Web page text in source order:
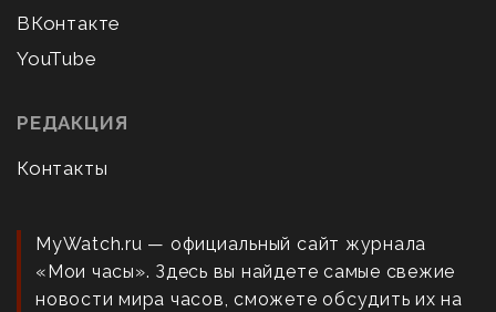
ВКонтакте
YouTube
РЕДАКЦИЯ
Контакты
MyWatch.ru — официальный сайт журнала
«Мои часы». Здесь вы найдете самые свежие
новости мира часов, сможете обсудить их на